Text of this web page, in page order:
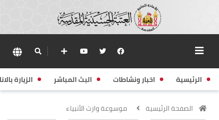
الرئيسية اخبار ونشاطات البث المباشر الزيارة
الصفحة الرئيسية
موسوعة وارث الأنبياء